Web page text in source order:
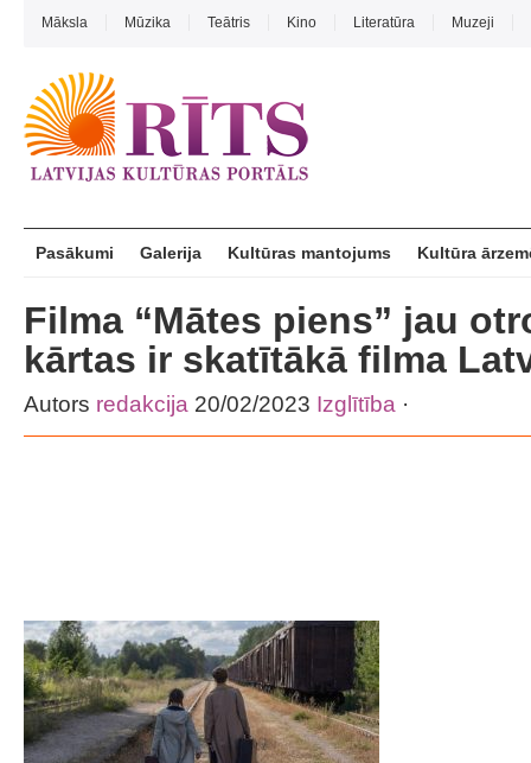
Māksla Mūzika Teātris Kino Literatūra Muzeji
Pasākumi Galerija Kultūras mantojums Kultūra
Filma “Mātes piens” jau
kārtas ir skatītākā filma
Autors redakcija 20/02/2023 Izglītība ·